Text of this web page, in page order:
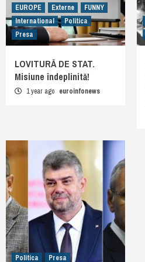
EUROPE Externe
FUNNY
International
Politica
Presa
LOVITURĂ DE STAT.
Misiune îndeplinită!
1 year ago euroinfonews
Politica Presa